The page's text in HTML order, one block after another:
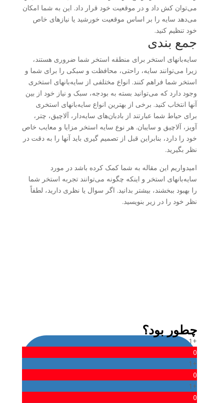
می‌توان کش داد و در موقعیت خود قرار داد. این به شما امکان
می‌دهد سایه را بر اساس موقعیت خورشید یا نیازهای خاص
خود تنظیم کنید.
جمع بندی
سایه‌بانهای استخر برای منطقه استخر شما ضروری هستند،
زیرا می‌توانند سایه، راحتی، محافظت و سبکی را برای شما و
استخر شما فراهم کنند. انواع مختلفی از سایه‌بانهای استخری
وجود دارد که می‌توانید بسته به بودجه، سبک و نیاز خود از بین
آنها انتخاب کنید. برخی از بهترین انواع سایه‌بانهای استخری
برای حیاط شما عبارتند از بادبان‌های سایه‌دار، آلاچیق، چتر،
آویز، آلاچیق و سایبان. هر نوع سایه استخر مزایا و معایب خاص
خود را دارد، بنابراین قبل از تصمیم گیری باید آنها را به دقت در
نظر بگیرید.
امیدواریم این مقاله به شما کمک کرده باشد در مورد
سایه‌بانهای استخر و اینکه چگونه می‌توانند تجربه استخر شما
را بهبود ببخشند، بیشتر بدانید. اگر سوال یا نظری دارید، لطفاً
نظر خود را در زیر بنویسید.
چطور بود؟
+1
0
+1
0
+1
0